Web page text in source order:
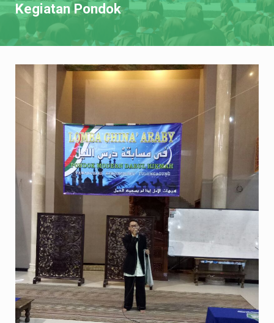
Kegiatan Pondok